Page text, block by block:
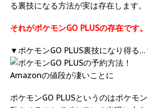
る裏技になる方法が実は存在します。
それがポケモンGO PLUSの存在です。
▼ポケモンGO PLUS裏技になり得る…
ポケモンGO PLUSというのはポケモ